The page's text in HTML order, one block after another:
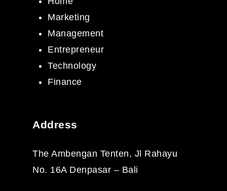
Marketing
Management
Entrepreneur
Technology
Finance
Address
The Ambengan Tenten, Jl Rahayu
No. 16A Denpasar – Bali